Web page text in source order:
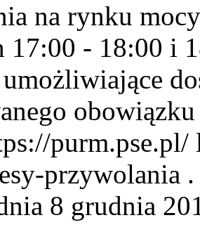
na rynku
17:00 - 18:00 i
przywolania
8 grudnia